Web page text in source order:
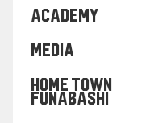
ACADEMY
MEDIA
HOME TOWN
FUNABASHI